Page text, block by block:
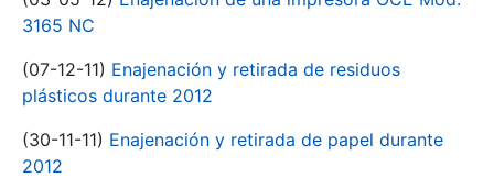
3165 NC
(07-12-11) Enajenación y retirada de residuos
plásticos durante 2012
(30-11-11) Enajenación y retirada de papel durante
2012